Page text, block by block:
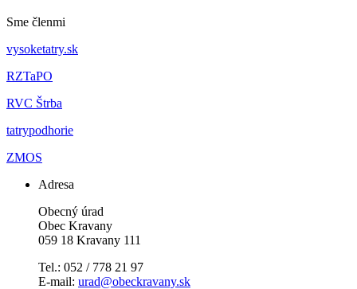
Sme členmi
vysoketatry.sk
RZTaPO
RVC Štrba
tatrypodhorie
ZMOS
Adresa
Obecný úrad
Obec Kravany
059 18 Kravany 111
Tel.: 052 / 778 21 97
E-mail: urad@obeckravany.sk